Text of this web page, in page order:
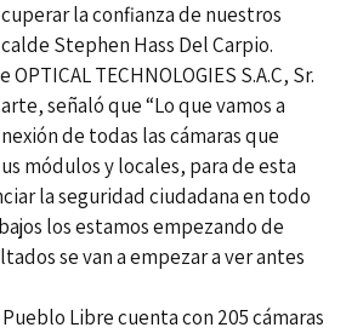
la confianza de nuestros
Stephen Hass Del Carpio.
TECHNOLOGIES S.A.C, Sr.
señaló que “Lo que vamos a
de todas las cámaras que
módulos y locales, para de esta
la seguridad ciudadana en todo
los estamos empezando de
se van a empezar a ver antes
Libre cuenta con 205 cámaras